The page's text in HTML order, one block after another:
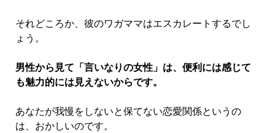
それどころか、彼のワガママはエスカレートするでし
ょう。
男性から見て「言いなりの女性」は、便利には感じて
も魅力的には見えないからです。
あなたが我慢をしないと保てない恋愛関係というの
は、おかしいのです。